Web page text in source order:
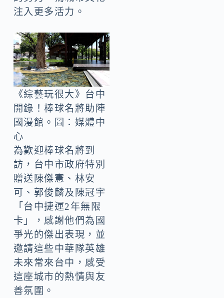
注入更多活力。
《綜藝玩很大》台中
開錄！棒球名將助陣
國漫館。圖：媒體中
心
為歡迎棒球名將到
訪，台中市政府特別
贈送陳傑憲、林安
可、郭俊麟及陳冠宇
「台中捷運2年無限
卡」，感謝他們為國
爭光的傑出表現，並
邀請這些中華隊英雄
未來常來台中，感受
這座城市的熱情與友
善氛圍。